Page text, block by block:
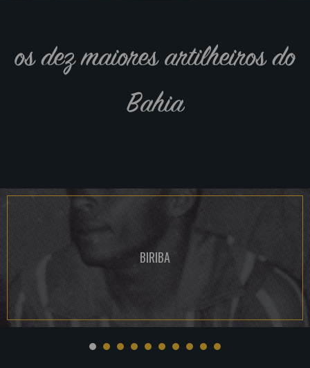
os dez maiores artilheiros do
Bahia
BIRIBA